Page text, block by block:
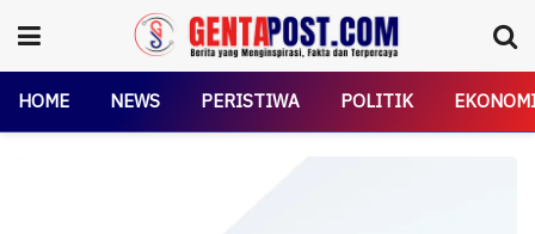
HOME NEWS PERISTIWA POLITIK